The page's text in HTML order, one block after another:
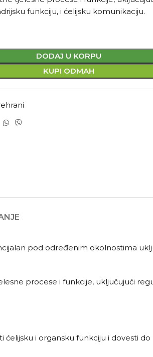
funkciju, i ćelijsku komunikaciju.
DODAJ U KORPU
KUPI ODMAH
pod određenim okolnostima
procese i funkcije, uključujući
i organsku funkciju i dovesti do